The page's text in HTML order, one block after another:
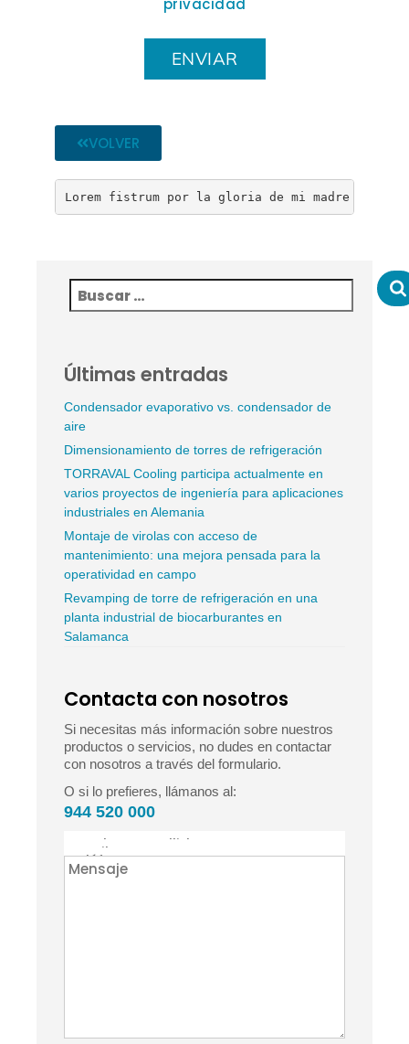
privacidad
VOLVER
Lorem fistrum por la gloria de mi madre esse
Últimas entradas
Condensador evaporativo vs. condensador de
aire
Dimensionamiento de torres de refrigeración
TORRAVAL Cooling participa actualmente en
varios proyectos de ingeniería para aplicaciones
industriales en Alemania
Montaje de virolas con acceso de
mantenimiento: una mejora pensada para la
operatividad en campo
Revamping de torre de refrigeración en una
planta industrial de biocarburantes en
Salamanca
Contacta con nosotros
Si necesitas más información sobre nuestros
productos o servicios, no dudes en contactar
con nosotros a través del formulario.
O si lo prefieres, llámanos al:
944 520 000